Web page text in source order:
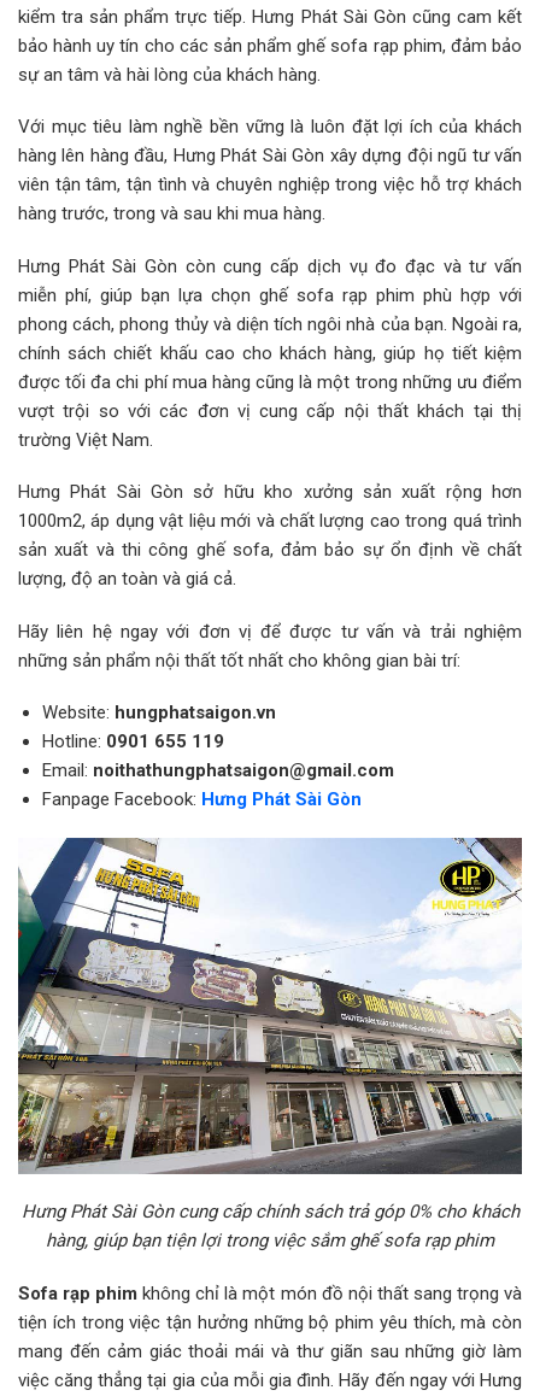
kiểm tra sản phẩm trực tiếp. Hưng Phát Sài Gòn cũng cam kết
bảo hành uy tín cho các sản phẩm ghế sofa rạp phim, đảm bảo
sự an tâm và hài lòng của khách hàng.
Với mục tiêu làm nghề bền vững là luôn đặt lợi ích của khách
hàng lên hàng đầu, Hưng Phát Sài Gòn xây dựng đội ngũ tư vấn
viên tận tâm, tận tình và chuyên nghiệp trong việc hỗ trợ khách
hàng trước, trong và sau khi mua hàng.
Hưng Phát Sài Gòn còn cung cấp dịch vụ đo đạc và tư vấn
miễn phí, giúp bạn lựa chọn ghế sofa rạp phim phù hợp với
phong cách, phong thủy và diện tích ngôi nhà của bạn. Ngoài ra,
chính sách chiết khấu cao cho khách hàng, giúp họ tiết kiệm
được tối đa chi phí mua hàng cũng là một trong những ưu điểm
vượt trội so với các đơn vị cung cấp nội thất khách tại thị
trường Việt Nam.
Hưng Phát Sài Gòn sở hữu kho xưởng sản xuất rộng hơn
1000m2, áp dụng vật liệu mới và chất lượng cao trong quá trình
sản xuất và thi công ghế sofa, đảm bảo sự ổn định về chất
lượng, độ an toàn và giá cả.
Hãy liên hệ ngay với đơn vị để được tư vấn và trải nghiệm
những sản phẩm nội thất tốt nhất cho không gian bài trí:
Website: hungphatsaigon.vn
Hotline: 0901 655 119
Email: noithathungphatsaigon@gmail.com
Fanpage Facebook: Hưng Phát Sài Gòn
Hưng Phát Sài Gòn cung cấp chính sách trả góp 0% cho khách
hàng, giúp bạn tiện lợi trong việc sắm ghế sofa rạp phim
Sofa rạp phim không chỉ là một món đồ nội thất sang trọng và
tiện ích trong việc tận hưởng những bộ phim yêu thích, mà còn
mang đến cảm giác thoải mái và thư giãn sau những giờ làm
việc căng thẳng tại gia của mỗi gia đình. Hãy đến ngay với Hưng